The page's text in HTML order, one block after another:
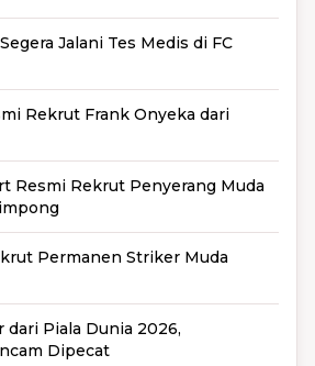
Jalani Tes Medis di FC
Rekrut Frank Onyeka dari
Resmi Rekrut Penyerang Muda
Permanen Striker Muda
Piala Dunia 2026,
Dipecat